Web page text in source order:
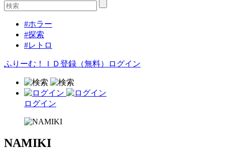
#ホラー
#探索
#レトロ
ふりーむ！ＩＤ登録（無料） ログイン
ログイン
NAMIKI